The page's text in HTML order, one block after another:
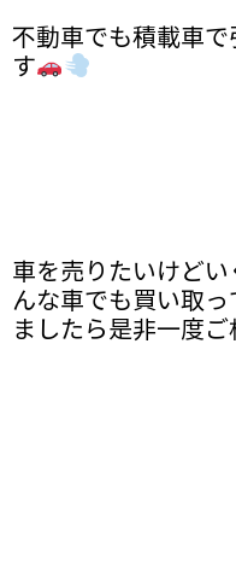
不動車でも積載車
す
車を売りたいけど
んな車でも買い取
ましたら是非一度